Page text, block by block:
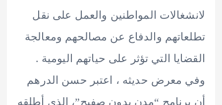
المواطنين والعمل على نقل
والدفاع عن مصالحهم ومعالجة
التي تؤثر على حياتهم اليومية .
معرض حديثه ، اعتبر حسن الدرهم
“مدن بدون صفيح”، الذي أطلقه